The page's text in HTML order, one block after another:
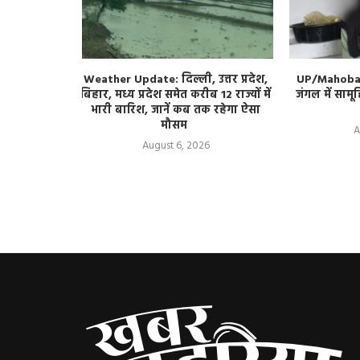
Weather Update: दिल्ली, उत्तर प्रदेश,
बिहार, मध्य प्रदेश समेत करीब 12 राज्यों में
भारी बारिश, जानें कब तक रहेगा ऐसा
मौसम
August 6, 2026
UP/
जंगल में